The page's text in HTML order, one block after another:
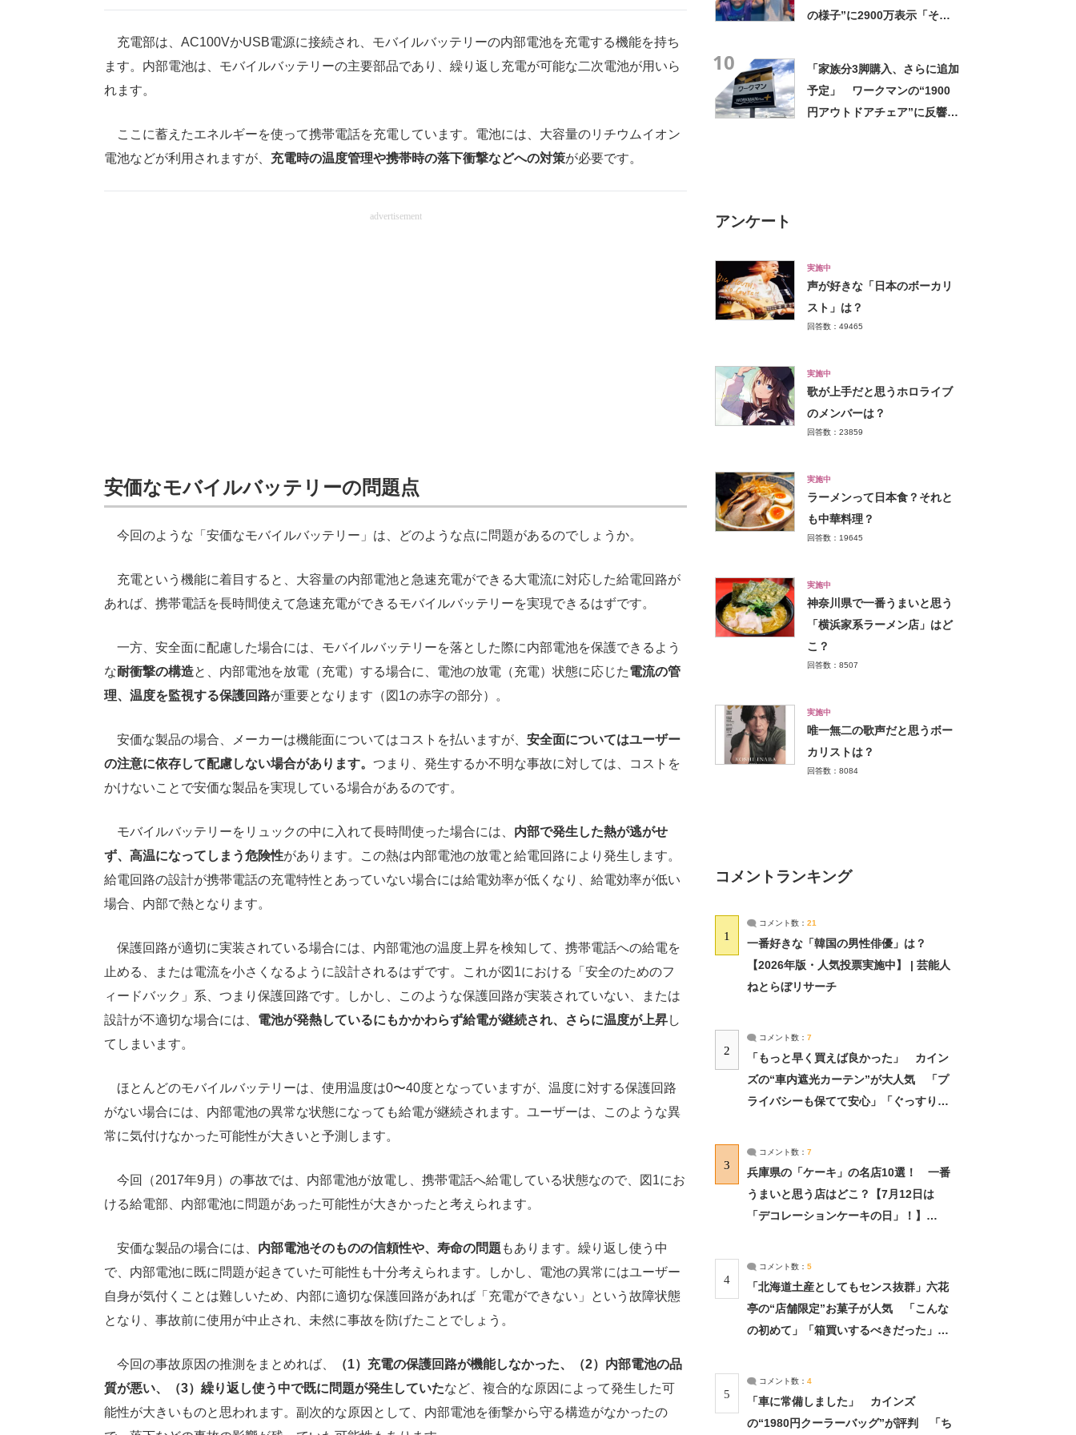
充電部は、AC100VかUSB電源に接続され、モバイルバッテリーの内部電池を充電する機能を持ち
ます。内部電池は、モバイルバッテリーの主要部品であり、繰り返し充電が可能な二次電池が用いら
れます。
ここに蓄えたエネルギーを使って携帯電話を充電しています。電池には、大容量のリチウムイオン
電池などが利用されますが、 充電時の温度管理や携帯時の落下衝撃などへの対策が必要です。
advertisement
安価なモバイルバッテリーの問題点
今回のような「安価なモバイルバッテリー」は、どのような点に問題があるのでしょうか。
充電という機能に着目すると、大容量の内部電池と急速充電ができる大電流に対応した給電回路が
あれば、携帯電話を長時間使えて急速充電ができるモバイルバッテリーを実現できるはずです。
一方、安全面に配慮した場合には、モバイルバッテリーを落とした際に内部電池を保護できるよう
な耐衝撃の構造と、内部電池を放電（充電）する場合に、電池の放電（充電）状態に応じた電流の管
理、温度を監視する保護回路が重要となります（図1の赤字の部分）。
安価な製品の場合、メーカーは機能面についてはコストを払いますが、 安全面についてはユーザー
の注意に依存して配慮しない場合があります。 つまり、発生するか不明な事故に対しては、コストを
かけないことで安価な製品を実現している場合があるのです。
モバイルバッテリーをリュックの中に入れて長時間使った場合には、 内部で発生した熱が逃がせ
ず、高温になってしまう危険性があります。この熱は内部電池の放電と給電回路により発生します。
給電回路の設計が携帯電話の充電特性とあっていない場合には給電効率が低くなり、給電効率が低い
場合、内部で熱となります。
保護回路が適切に実装されている場合には、内部電池の温度上昇を検知して、携帯電話への給電を
止める、または電流を小さくなるように設計されるはずです。これが図1における「安全のためのフ
ィードバック」系、つまり保護回路です。しかし、このような保護回路が実装されていない、または
設計が不適切な場合には、 電池が発熱しているにもかかわらず給電が継続され、さらに温度が上昇し
てしまいます。
ほとんどのモバイルバッテリーは、使用温度は0〜40度となっていますが、温度に対する保護回路
がない場合には、内部電池の異常な状態になっても給電が継続されます。ユーザーは、このような異
常に気付けなかった可能性が大きいと予測します。
今回（2017年9月）の事故では、内部電池が放電し、携帯電話へ給電している状態なので、図1にお
ける給電部、内部電池に問題があった可能性が大きかったと考えられます。
安価な製品の場合には、 内部電池そのものの信頼性や、寿命の問題 もあります。繰り返し使う中
で、内部電池に既に問題が起きていた可能性も十分考えられます。しかし、電池の異常にはユーザー
自身が気付くことは難しいため、内部に適切な保護回路があれば「充電ができない」という故障状態
となり、事故前に使用が中止され、未然に事故を防げたことでしょう。
今回の事故原因の推測をまとめれば、
（1）充電の保護回路が機能しなかった、（2）内部電池の品
質が悪い、（3）繰り返し使う中で既に問題が発生していたなど、複合的な原因によって発生した可
能性が大きいものと思われます。副次的な原因として、内部電池を衝撃から守る構造がなかったの
の様子”に2900万表示「そう
10
「家族分3脚購入、さらに追加
予定」 ワークマンの“1900
円アウトドアチェア”に反響
アンケート
実施中
声が好きな「日本のボーカリ
スト」は？
回答数：49465
実施中
歌が上手だと思うホロライブ
のメンバーは？
回答数：23859
実施中
ラーメンって日本食？それと
も中華料理？
回答数：19645
実施中
神奈川県で一番うまいと思う
「横浜家系ラーメン店」はど
こ？
回答数：8507
実施中
唯一無二の歌声だと思うボー
カリストは？
回答数：8084
コメントランキング
1
コメント数： 21
一番好きな「韓国の男性俳優」は？
【2026年版・人気投票実施中】 | 芸能人
ねとらぼリサーチ
2
コメント数： 7
「もっと早く買えば良かった」 カイン
ズの“車内遮光カーテン”が大人気 「プ
ライバシーも保てて安心」「ぐっすり眠
3
コメント数： 7
兵庫県の「ケーキ」の名店10選！ 一番
うまいと思う店はどこ？【7月12日は
「デコレーションケーキの日」！】
4
コメント数： 5
「北海道土産としてもセンス抜群」六花
亭の“店舗限定”お菓子が人気 「こんな
の初めて」「箱買いするべきだった」
5
コメント数： 4
「車に常備しました」 カインズ
の“1980円クーラーバッグ”が評判 「ち